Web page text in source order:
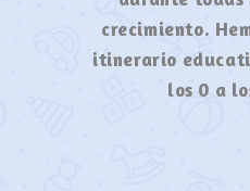
crecimiento.
itinerario
los 0 a